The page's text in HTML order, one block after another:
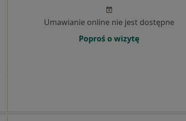
Umawianie online nie jest dostępne
Poproś o wizytę